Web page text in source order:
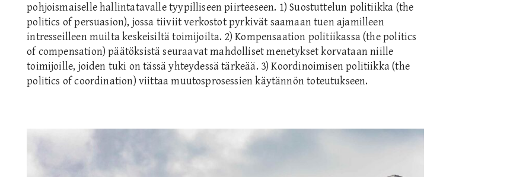
pohjoismaiselle hallintatavalle tyypilliseen piirteeseen. 1) Suostuttelun politiikka (the
politics of persuasion), jossa tiiviit verkostot pyrkivät saamaan tuen ajamilleen
intresseilleen muilta keskeisiltä toimijoilta. 2) Kompensaation politiikassa (the politics
of compensation) päätöksistä seuraavat mahdolliset menetykset korvataan niille
toimijoille, joiden tuki on tässä yhteydessä tärkeää. 3) Koordinoimisen politiikka (the
politics of coordination) viittaa muutosprosessien käytännön toteutukseen.